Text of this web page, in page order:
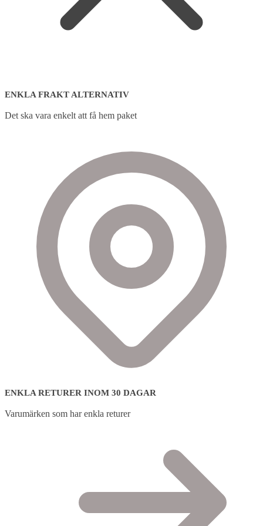
ENKLA FRAKT ALTERNATIV
Det ska vara enkelt att få hem paket
ENKLA RETURER INOM 30 DAGAR
Varumärken som har enkla returer